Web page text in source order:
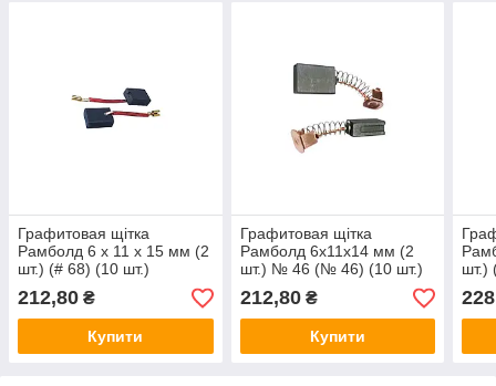
Графитовая щітка
Рамболд 6 x 11 x 15 мм (2
шт.) (# 68) (10 шт.)
212,80 ₴
Купити
Графитовая щітка
Рамболд 6x11x14 мм (2
шт.) № 46 (№ 46) (10 шт.)
212,80₴
Купити
шт.)
228